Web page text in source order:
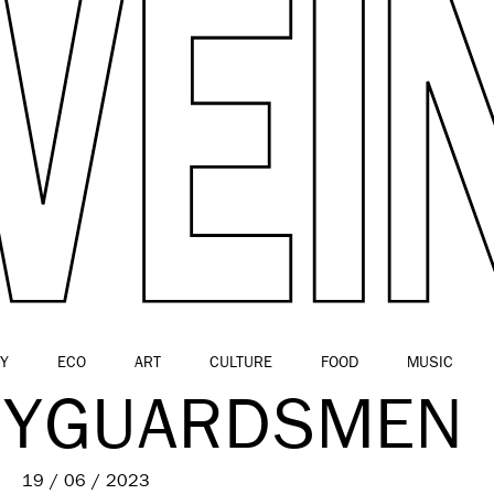
ECO ART CULTURE FOOD MUSIC
19 / 06 / 2023